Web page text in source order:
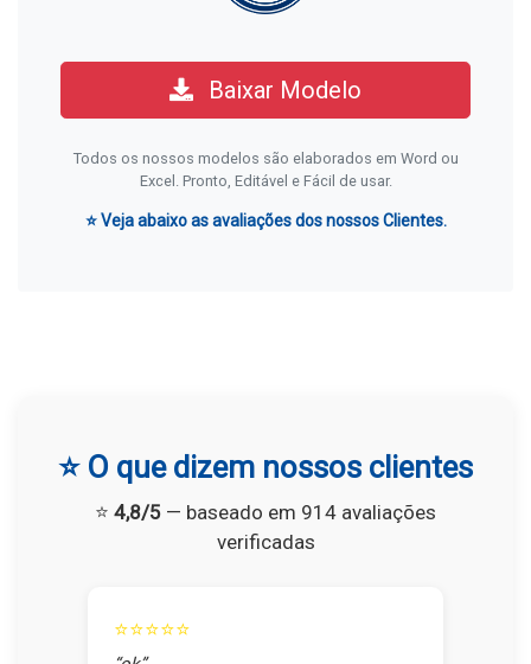
Baixar Modelo
Todos os nossos modelos são elaborados em Word ou
Excel. Pronto, Editável e Fácil de usar.
⭐ Veja abaixo as avaliações dos nossos Clientes.
⭐ O que dizem nossos clientes
⭐ 4,8/5 — baseado em 914 avaliações
verificadas
⭐⭐⭐⭐⭐